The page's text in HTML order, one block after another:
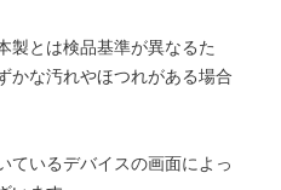
製とは検品基準が異なるた
かな汚れやほつれがある場合
ているデバイスの画面によっ